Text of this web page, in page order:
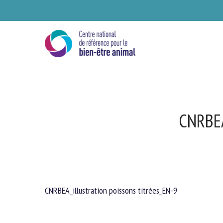
CNRBEA_illustration poissons titrées_EN-9